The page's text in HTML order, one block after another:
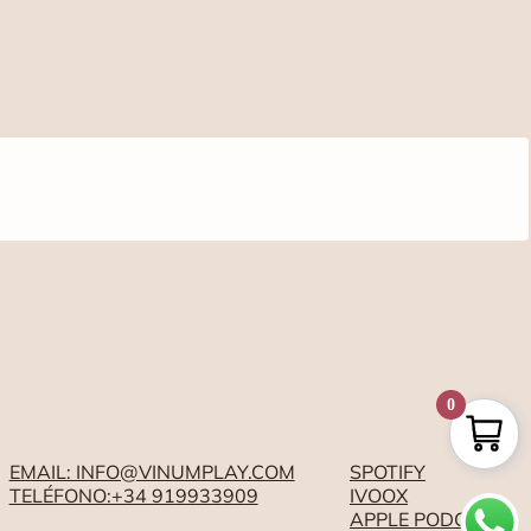
EMAIL: INFO@VINUMPLAY.COM
TELÉFONO:+34 919933909
SPOTIFY
IVOOX
APPLE PODCASTS
0